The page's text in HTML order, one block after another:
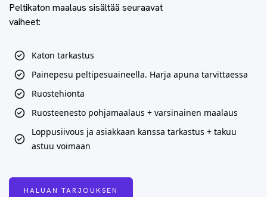
Peltikaton maalaus sisältää seuraavat
vaiheet:
Katon tarkastus
Painepesu peltipesuaineella. Harja apuna tarvittaessa
Ruostehionta
Ruosteenesto pohjamaalaus + varsinainen maalaus
Loppusiivous ja asiakkaan kanssa tarkastus + takuu
astuu voimaan
HALUAN TARJOUKSEN